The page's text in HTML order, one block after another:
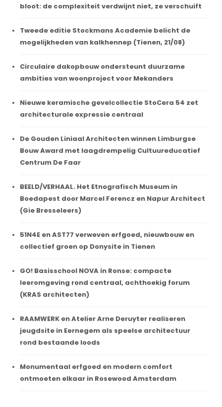
bloot: de complexiteit verdwijnt niet, ze verschuift
Tweede editie Stockmans Academie belicht de
mogelijkheden van kalkhennep (Tienen, 21/08)
Circulaire dakopbouw ondersteunt duurzame
ambities van woonproject voor Mekanders
Nieuwe keramische gevelcollectie StoCera 54 zet
architecturale expressie centraal
De Gouden Liniaal Architecten winnen Limburgse
Bouw Award met laagdrempelig Cultuureducatief
Centrum De Faar
BEELD/VERHAAL. Het Etnografisch Museum in
Boedapest door Marcel Ferencz en Napur Architect
(Gie Bresseleers)
51N4E en AST77 verweven erfgoed, nieuwbouw en
collectief groen op Donysite in Tienen
GO! Basisschool NOVA in Ronse: compacte
leeromgeving rond centraal, achthoekig forum
(KRAS architecten)
RAAMWERK en Atelier Arne Deruyter realiseren
jeugdsite in Eernegem als speelse architectuur
rond bestaande loods
Monumentaal erfgoed en modern comfort
ontmoeten elkaar in Rosewood Amsterdam